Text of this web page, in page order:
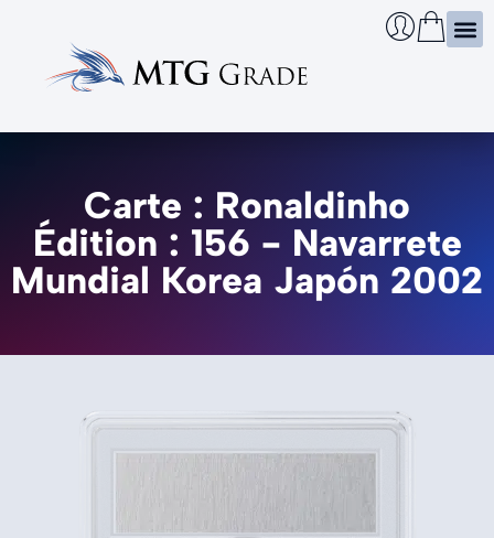
Carte : Ronaldinho
Édition : 156 - Navarrete
Mundial Korea Japón 2002